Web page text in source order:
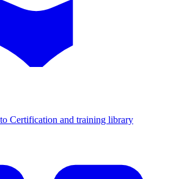
Certification and training library